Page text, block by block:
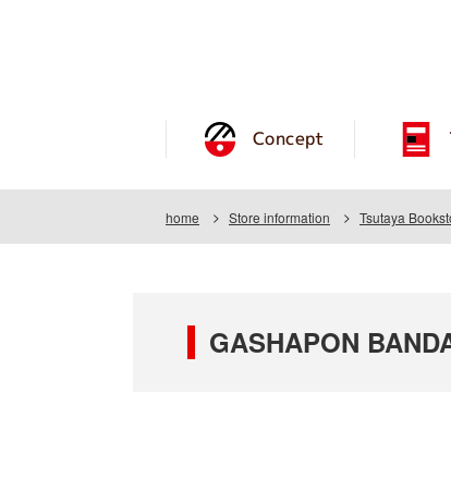
Concept
home Store information Tsutaya
GASHAPON